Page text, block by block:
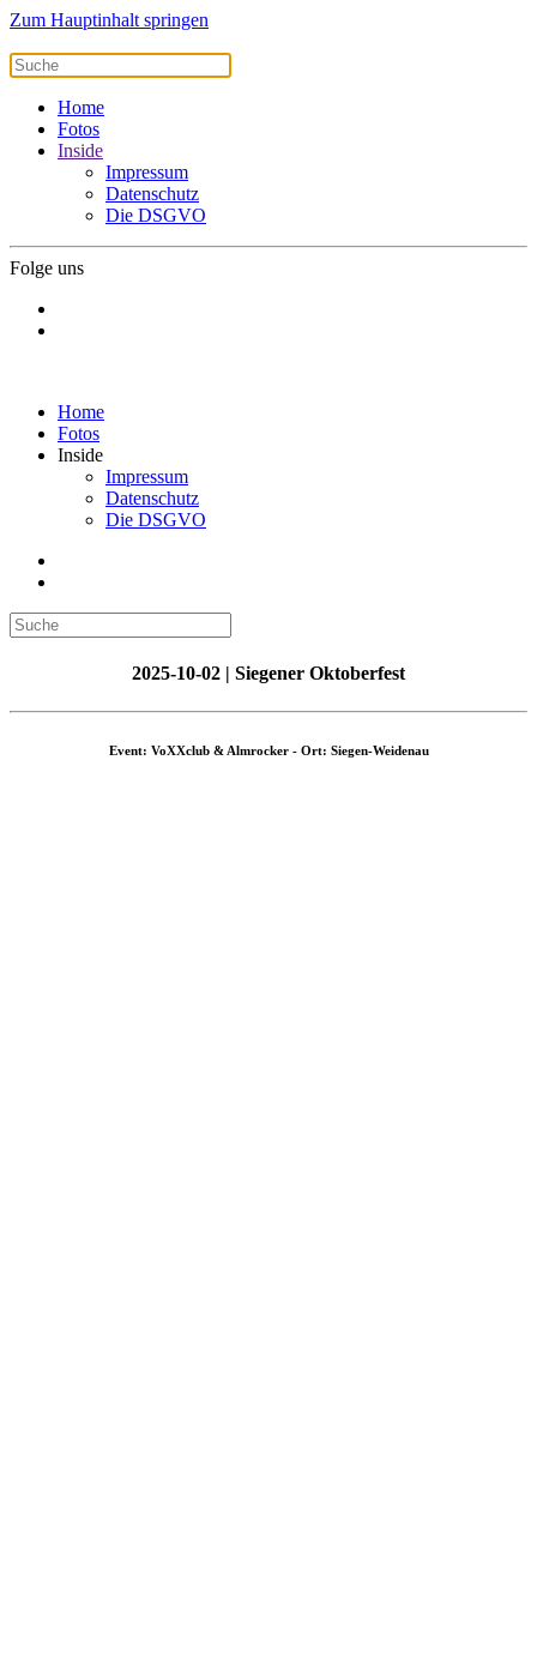
Zum Hauptinhalt springen
Home
Fotos
Inside
Impressum
Datenschutz
Die DSGVO
Folge uns
Home
Fotos
Inside
Impressum
Datenschutz
Die DSGVO
2025-10-02 | Siegener Oktoberfest
Event: VoXXclub & Almrocker - Ort: Siegen-Weidenau